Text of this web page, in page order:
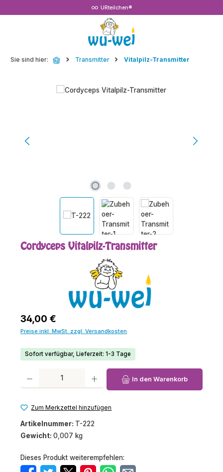
URteilchen®
Sie sind hier: Transmitter Vitalpilz-Transmitter
Bildergalerie überspringen
Cordyceps Vitalpilz-Transmitter
Regulärer Preis:
34,00 €
Preise inkl. MwSt. zzgl. Versandkosten
Sofort verfügbar, Lieferzeit: 1-3 Tage
Produkt Anzahl: Gib den gewünschten Wert ein oder benutze die
In den Warenkorb
Zum Merkzettel hinzufügen
Artikelnummer: T-222
Gewicht: 0,007 kg
Dieses Produkt weiterempfehlen: